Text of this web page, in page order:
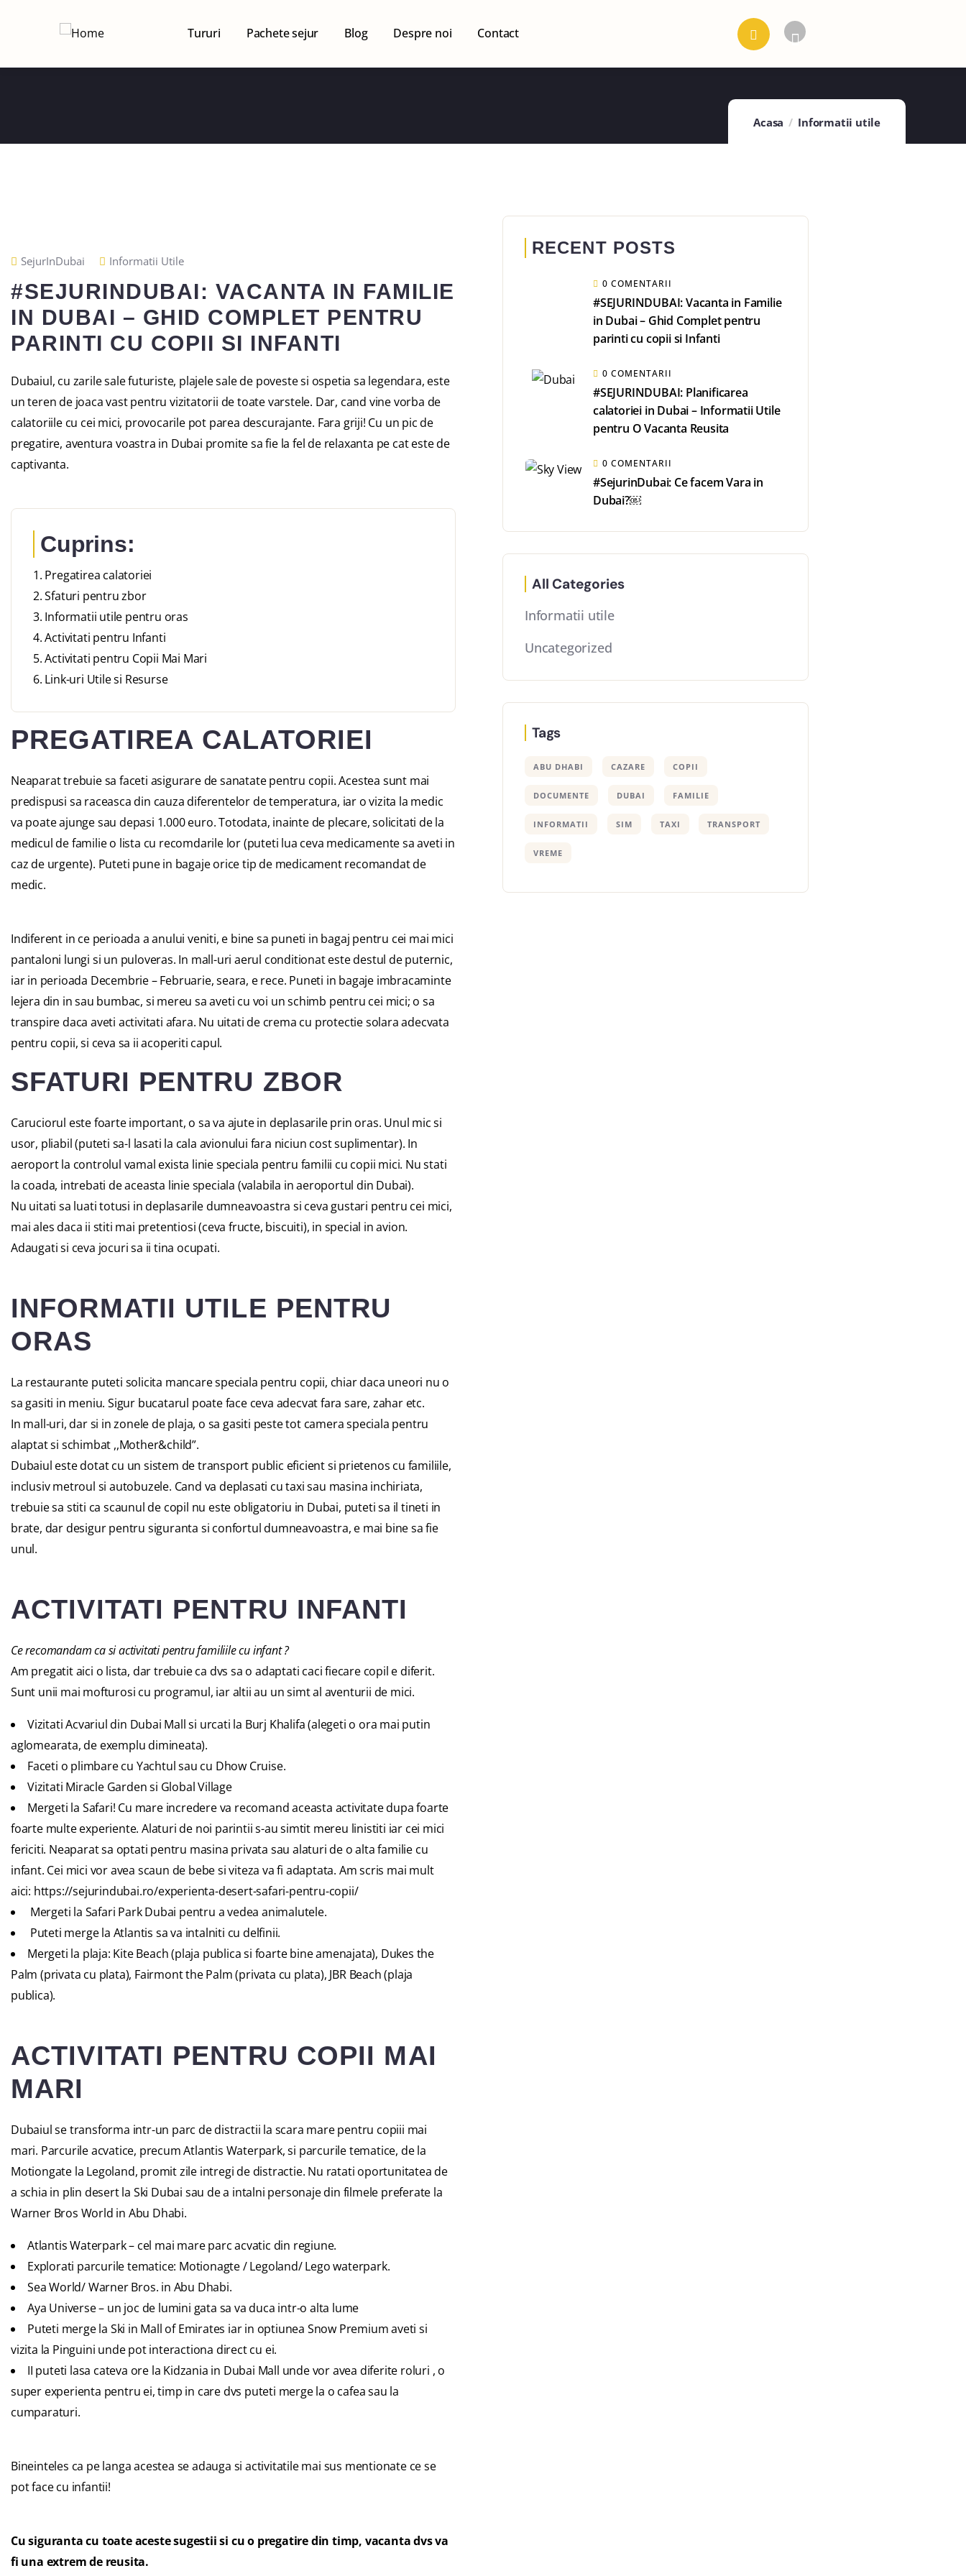
Tururi Pachete sejur Blog Despre noi Contact
Acasa Informatii utile
SejurInDubai Informatii Utile
#SEJURINDUBAI: VACANTA IN FAMILIE
IN DUBAI – GHID COMPLET PENTRU
PARINTI CU COPII SI INFANTI
Dubaiul, cu zarile sale futuriste, plajele sale de poveste si ospetia sa legendara, este
un teren de joaca vast pentru vizitatorii de toate varstele. Dar, cand vine vorba de
calatoriile cu cei mici, provocarile pot parea descurajante. Fara griji! Cu un pic de
pregatire, aventura voastra in Dubai promite sa fie la fel de relaxanta pe cat este de
captivanta.
Cuprins:
Pregatirea calatoriei
Sfaturi pentru zbor
Informatii utile pentru oras
Activitati pentru Infanti
Activitati pentru Copii Mai Mari
Link-uri Utile si Resurse
PREGATIREA CALATORIEI
Neaparat trebuie sa faceti asigurare de sanatate pentru copii. Acestea sunt mai
predispusi sa raceasca din cauza diferentelor de temperatura, iar o vizita la medic
va poate ajunge sau depasi 1.000 euro. Totodata, inainte de plecare, solicitati de la
medicul de familie o lista cu recomdarile lor (puteti lua ceva medicamente sa aveti in
caz de urgente). Puteti pune in bagaje orice tip de medicament recomandat de
medic.
Indiferent in ce perioada a anului veniti, e bine sa puneti in bagaj pentru cei mai mici
pantaloni lungi si un puloveras. In mall-uri aerul conditionat este destul de puternic,
iar in perioada Decembrie – Februarie, seara, e rece. Puneti in bagaje imbracaminte
lejera din in sau bumbac, si mereu sa aveti cu voi un schimb pentru cei mici; o sa
transpire daca aveti activitati afara. Nu uitati de crema cu protectie solara adecvata
pentru copii, si ceva sa ii acoperiti capul.
SFATURI PENTRU ZBOR
Caruciorul este foarte important, o sa va ajute in deplasarile prin oras. Unul mic si
usor, pliabil (puteti sa-l lasati la cala avionului fara niciun cost suplimentar). In
aeroport la controlul vamal exista linie speciala pentru familii cu copii mici. Nu stati
la coada, intrebati de aceasta linie speciala (valabila in aeroportul din Dubai).
Nu uitati sa luati totusi in deplasarile dumneavoastra si ceva gustari pentru cei mici,
mai ales daca ii stiti mai pretentiosi (ceva fructe, biscuiti), in special in avion.
Adaugati si ceva jocuri sa ii tina ocupati.
INFORMATII UTILE PENTRU
ORAS
La restaurante puteti solicita mancare speciala pentru copii, chiar daca uneori nu o
sa gasiti in meniu. Sigur bucatarul poate face ceva adecvat fara sare, zahar etc.
In mall-uri, dar si in zonele de plaja, o sa gasiti peste tot camera speciala pentru
alaptat si schimbat ,,Mother&child”.
Dubaiul este dotat cu un sistem de transport public eficient si prietenos cu familiile,
inclusiv metroul si autobuzele. Cand va deplasati cu taxi sau masina inchiriata,
trebuie sa stiti ca scaunul de copil nu este obligatoriu in Dubai, puteti sa il tineti in
brate, dar desigur pentru siguranta si confortul dumneavoastra, e mai bine sa fie
unul.
ACTIVITATI PENTRU INFANTI
Ce recomandam ca si activitati pentru familiile cu infant ?
Am pregatit aici o lista, dar trebuie ca dvs sa o adaptati caci fiecare copil e diferit.
Sunt unii mai mofturosi cu programul, iar altii au un simt al aventurii de mici.
VizitatiAcvariul din Dubai Mallsi urcati la Burj Khalifa(alegeti o ora mai putin
aglomearata, de exemplu dimineata).
Faceti o plimbare cu Yachtulsau cu Dhow Cruise.
Vizitati Miracle Gardensi Global Village
Mergeti la Safari! Cu mare incredere va recomand aceasta activitate dupa foarte
foarte multe experiente. Alaturi de noi parintii s-au simtit mereu linistiti iar cei mici
fericiti. Neaparat sa optati pentru masina privata sau alaturi de o alta familie cu
infant. Cei mici vor avea scaun de bebe si viteza va fi adaptata. Am scris mai mult
aici: https://sejurindubai.ro/experienta-desert-safari-pentru-copii/
Mergeti la Safari Park Dubai pentru a vedea animalutele.
Puteti merge la Atlantis sa va intalniti cu delfinii.
Mergeti la plaja: Kite Beach (plaja publica si foarte bine amenajata), Dukes the
Palm (privata cu plata), Fairmont the Palm (privata cu plata), JBR Beach (plaja
publica).
ACTIVITATI PENTRU COPII MAI
MARI
Dubaiul se transforma intr-un parc de distractii la scara mare pentru copiii mai
mari. Parcurile acvatice, precum Atlantis Waterpark, si parcurile tematice, de la
Motiongate la Legoland, promit zile intregi de distractie. Nu ratati oportunitatea de
a schia in plin desert la Ski Dubai sau de a intalni personaje din filmele preferate la
Warner Bros World in Abu Dhabi.
Atlantis Waterpark – cel mai mare parc acvatic din regiune.
Explorati parcurile tematice: Motionagte / Legoland/ Lego waterpark.
Sea World/Warner Bros. in Abu Dhabi.
Aya Universe – un joc de lumini gata sa va duca intr-o alta lume
Puteti merge la Ski in Mall of Emirates iar in optiunea Snow Premium aveti si
vizita la Pinguini unde pot interactiona direct cu ei.
II puteti lasa cateva ore la Kidzania in Dubai Mall unde vor avea diferite roluri , o
super experienta pentru ei, timp in care dvs puteti merge la o cafea sau la
cumparaturi.
Bineinteles ca pe langa acestea se adauga si activitatile mai sus mentionate ce se
pot face cu infantii!
Cu siguranta cu toate aceste sugestii si cu o pregatire din timp, vacanta dvs va
fi una extrem de reusita.
RECENT POSTS
0 COMENTARII
#SEJURINDUBAI: Vacanta in Familie
in Dubai – Ghid Complet pentru
parinti cu copii si Infanti
0 COMENTARII
#SEJURINDUBAI: Planificarea
calatoriei in Dubai – Informatii Utile
pentru O Vacanta Reusita
0 COMENTARII
#SejurinDubai: Ce facem Vara in
Dubai?￼
All Categories
Informatii utile
Uncategorized
Tags
ABU DHABI CAZARE COPII
DOCUMENTE DUBAI FAMILIE
INFORMATII SIM TAXI TRANSPORT
VREME